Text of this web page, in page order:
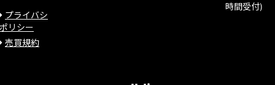
プライバシ
リシー
売買規約
時間受付)